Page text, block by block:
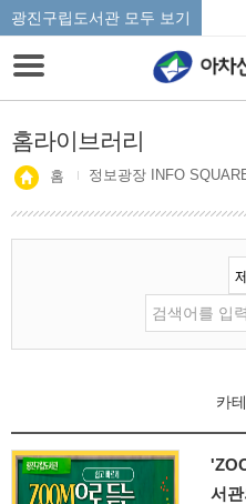
광진구립도서관 모두 보기
홈라이브러리
홈 정보광장 INFO
카
서